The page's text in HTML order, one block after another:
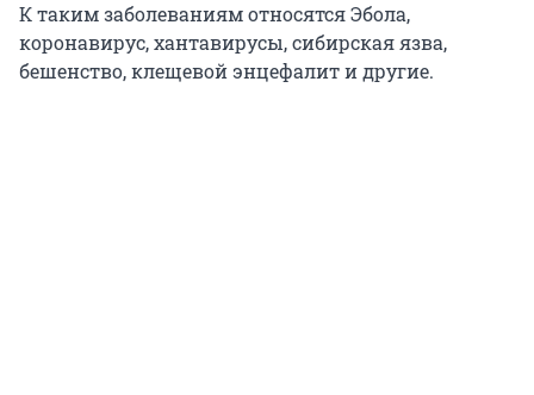
К таким заболеваниям относятся Эбола,
коронавирус, хантавирусы, сибирская язва,
бешенство, клещевой энцефалит и другие.